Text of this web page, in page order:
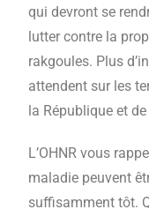
qui devront se
lutter contre la
rakgoules. Plus
attendent sur les
la République et de
L’OHNR vous
maladie peuvent
suffisamment tôt.